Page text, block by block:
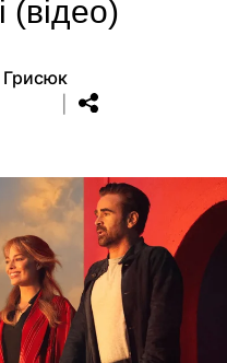
(відео)